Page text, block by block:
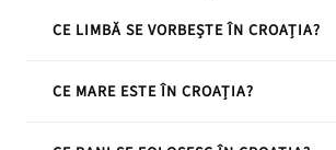
CE LIMBĂ SE VORBEȘTE ÎN CROAȚIA?
Limba oficială este croata, dar în
CE MARE ESTE ÎN CROAȚIA?